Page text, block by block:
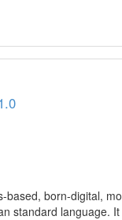
born-digital,
standard language.